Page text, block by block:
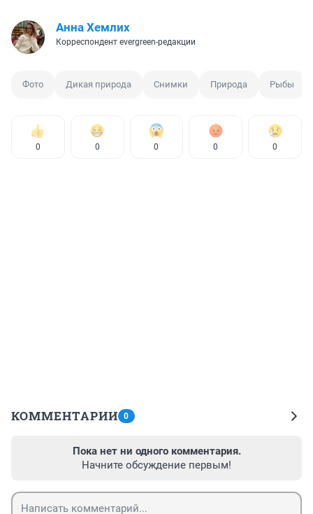
Анна Хемлих
Корреспондент evergreen-редакции
Фото Дикая природа Снимки Природа Рыбы
0 0 0 0 0
КОММЕНТАРИИ 0
Пока нет ни одного комментария.
Начните обсуждение первым!